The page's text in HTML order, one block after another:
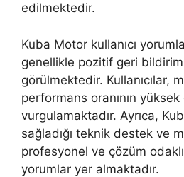
edilmektedir.
Kuba Motor kullanıcı
genellikle pozitif geri
görülmektedir. Kullanıcılar,
performans oranının
vurgulamaktadır. Ayrıca,
sağladığı teknik destek ve
profesyonel ve çözüm
yorumlar yer almaktadır.